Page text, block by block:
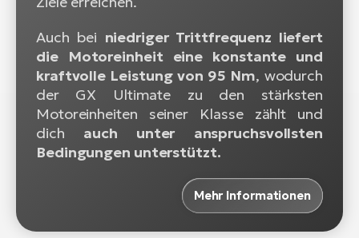
Auch bei niedriger Trittfrequenz liefert
die Motoreinheit eine konstante und
kraftvolle Leistung von 95 Nm, wodurch
der GX Ultimate zu den stärksten
Motoreinheiten seiner Klasse zählt und
dich auch unter anspruchsvollsten
Bedingungen unterstützt.
Mehr Informationen